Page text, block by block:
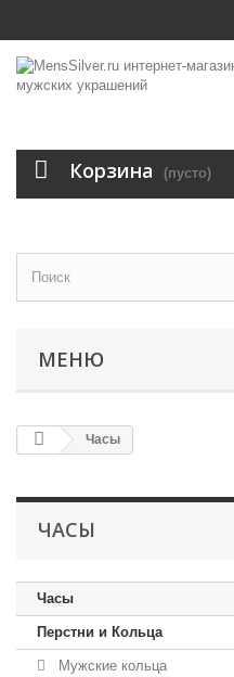
Корзина (пусто)
МЕНЮ
Часы
ЧАСЫ
Часы
Перстни и Кольца
Мужские кольца